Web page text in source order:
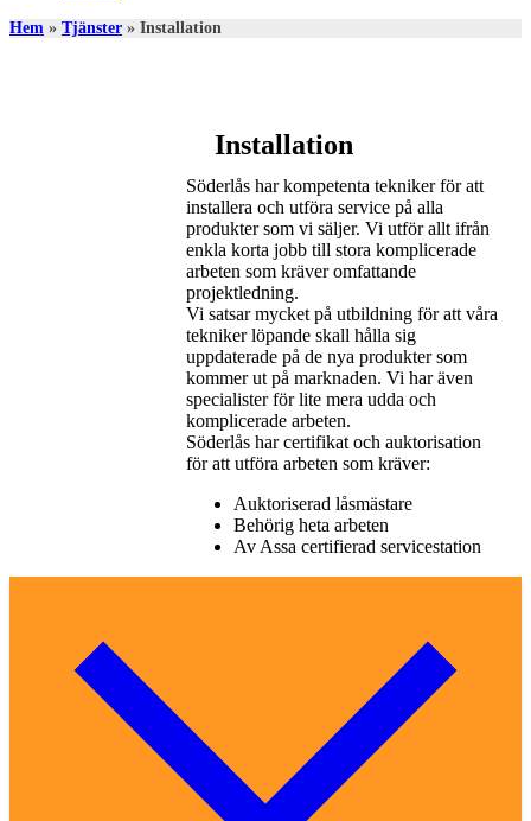
Hem » Tjänster » Installation
Installation
Söderlås har kompetenta tekniker för att
installera och utföra service på alla
produkter som vi säljer. Vi utför allt ifrån
enkla korta jobb till stora komplicerade
arbeten som kräver omfattande
projektledning.
Vi satsar mycket på utbildning för att våra
tekniker löpande skall hålla sig
uppdaterade på de nya produkter som
kommer ut på marknaden. Vi har även
specialister för lite mera udda och
komplicerade arbeten.
Söderlås har certifikat och auktorisation
för att utföra arbeten som kräver:
Auktoriserad låsmästare
Behörig heta arbeten
Av Assa certifierad servicestation